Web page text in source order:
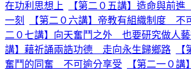
在功利思想上
【第二０五講】造命與前
一刻
【第二０六講】帝教有組織制度
二０七講】向天奮鬥之外 也要研究做人
講】藉祈誦兩誥功德 走向永生歸鄉路
奮鬥的同奮 不可逾分享受
【第二一０